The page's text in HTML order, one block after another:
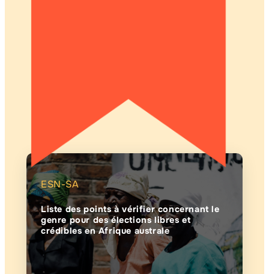
ESN-SA
Liste des points à vérifier concernant le
genre pour des élections libres et
crédibles en Afrique australe